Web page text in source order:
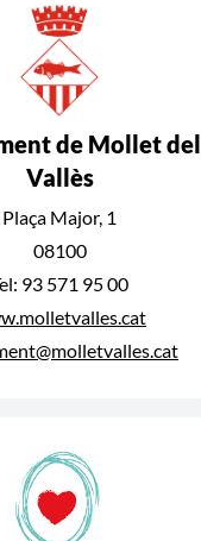
de Mollet del
Vallès
Plaça Major, 1
08100
93 571 95 00